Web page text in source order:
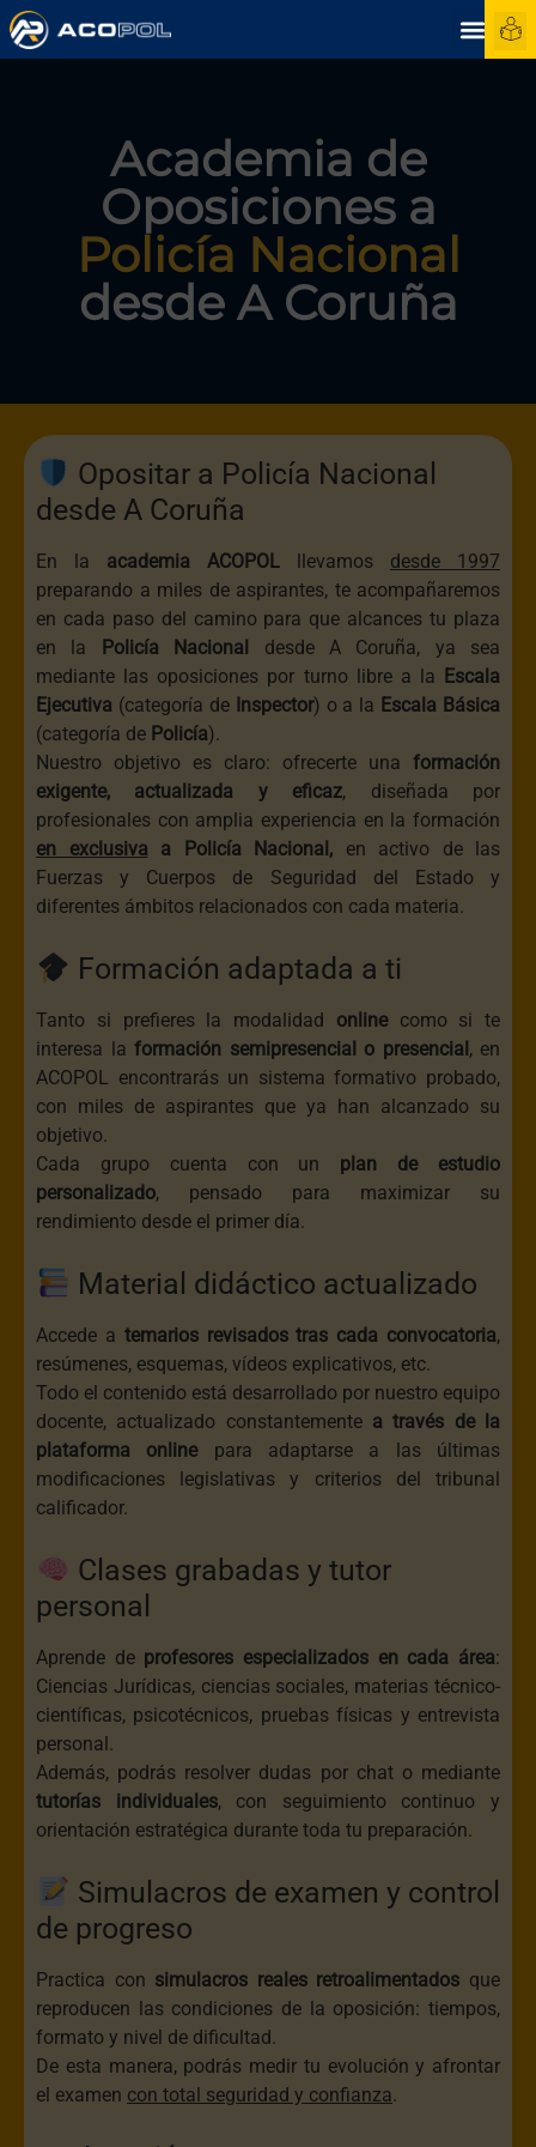
Academia de
Oposiciones a
Policía Nacional
desde A Coruña
Opositar a Policía Nacional
desde A Coruña
En la academia ACOPOL llevamos desde 1997
preparando a miles de aspirantes, te acompañaremos
en cada paso del camino para que alcances tu plaza
en la
Policía Nacional desde A Coruña, ya sea
mediante las oposiciones por turno libre a la Escala
Ejecutiva (categoría de Inspector) o a la Escala Básica
(categoría de Policía).
Nuestro objetivo es claro: ofrecerte una formación
exigente, actualizada y eficaz, diseñada por
profesionales con amplia experiencia en la formación
en exclusivaa Policía Nacional, en activo de las
Fuerzas y Cuerpos de Seguridad del Estado y
diferentes ámbitos relacionados con cada materia.
Formación adaptada a ti
Tanto si prefieres la modalidad onlinecomo si te
interesa la formación semipresencial o presencial , en
ACOPOL encontrarás un sistema formativo probado,
con miles de aspirantes que ya han alcanzado su
objetivo.
Cada grupo cuenta con un plan de estudio
personalizado, pensado para maximizar su
rendimiento desde el primer día.
Material didáctico actualizado
Accede a temarios revisados tras cada convocatoria,
resúmenes, esquemas, vídeos explicativos, etc.
Todo el contenido está desarrollado por nuestro equipo
docente, actualizado constantemente a través de la
plataforma onlinepara adaptarse a las últimas
modificaciones legislativas y criterios del tribunal
calificador.
Clases grabadas y tutor
personal
Aprende de profesores especializados en cada área:
Ciencias Jurídicas, ciencias sociales, materias técnico-
científicas, psicotécnicos, pruebas físicas y entrevista
personal.
Además, podrás resolver dudas por chat o mediante
tutorías individuales, con seguimiento continuo y
orientación estratégica durante toda tu preparación.
Simulacros de examen y control
de progreso
Practica con simulacros reales retroalimentados que
reproducen las condiciones de la oposición: tiempos,
formato y nivel de dificultad.
De esta manera, podrás medir tu evolución y afrontar
el examen con total seguridad y confianza.